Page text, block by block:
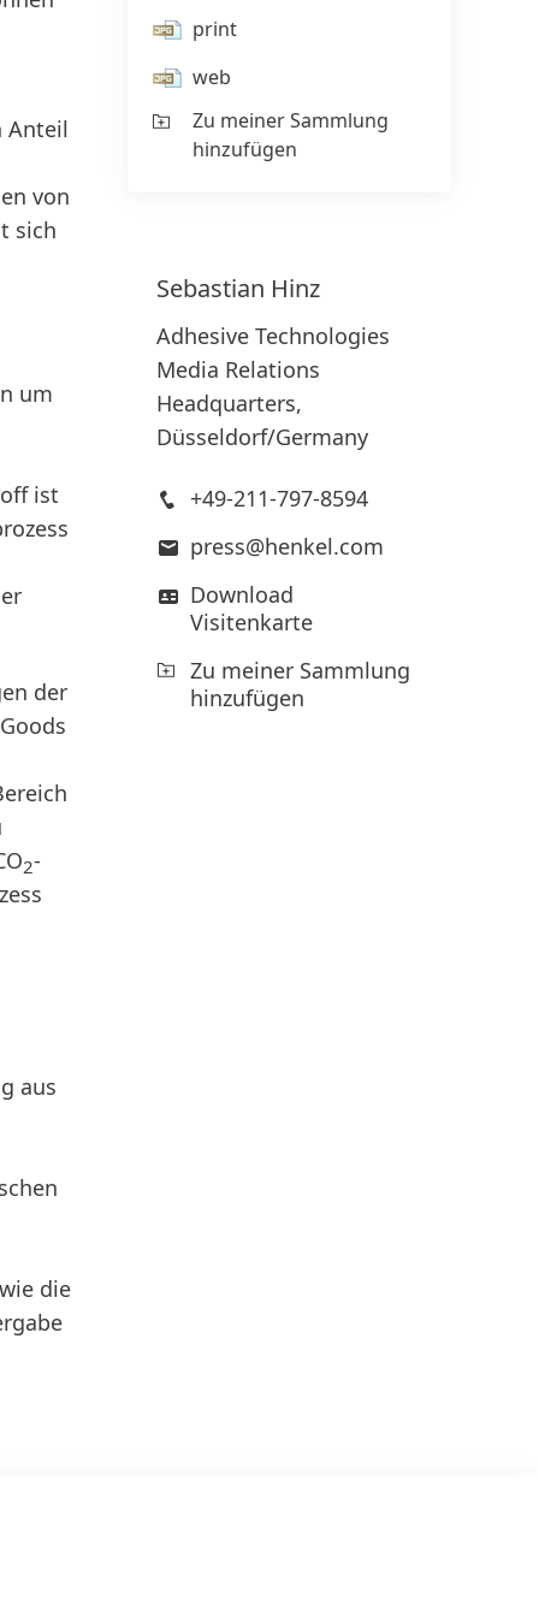
Anteil
von
sich
um
ist
der
2-
aus
die
print
web
Zu meiner Sammlung
hinzufügen
Sebastian Hinz
Adhesive Technologies
Media Relations
Headquarters,
Düsseldorf/Germany
+49-211-797-8594
press@henkel.com
Download
Visitenkarte
Zu meiner Sammlung
hinzufügen